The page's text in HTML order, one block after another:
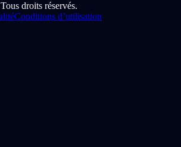
droits réservés.
Conditions d’utilisation